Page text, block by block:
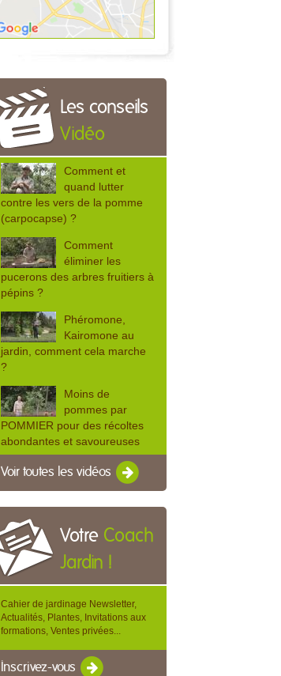
Les conseils
Vidéo
Comment et
quand lutter
contre les vers de la pomme
(carpocapse) ?
Comment
éliminer les
pucerons des arbres fruitiers à
pépins ?
Phéromone,
Kairomone au
jardin, comment cela marche
?
Moins de
pommes par
POMMIER pour des récoltes
abondantes et savoureuses
Voir toutes les vidéos
Votre Coach
Jardin !
Cahier de jardinage Newsletter,
Actualités, Plantes, Invitations aux
formations, Ventes privées...
Inscrivez-vous